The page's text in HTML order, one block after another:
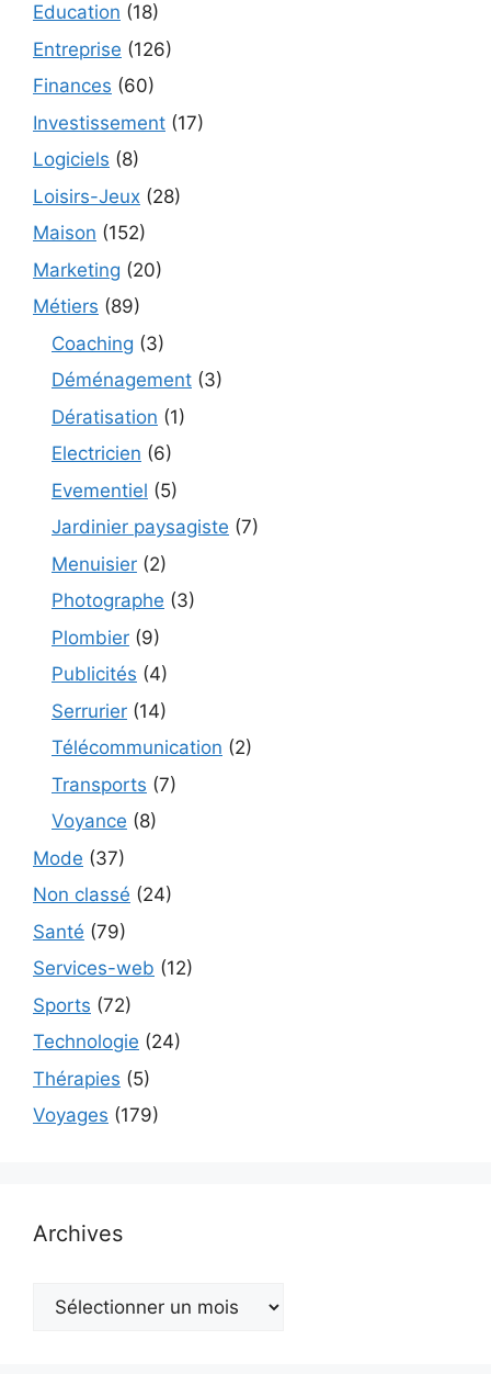
Education (18)
Entreprise (126)
Finances (60)
Investissement (17)
Logiciels (8)
Loisirs-Jeux (28)
Maison (152)
Marketing (20)
Métiers (89)
Coaching (3)
Déménagement (3)
Dératisation (1)
Electricien (6)
Evementiel (5)
Jardinier paysagiste (7)
Menuisier (2)
Photographe (3)
Plombier (9)
Publicités (4)
Serrurier (14)
Télécommunication (2)
Transports (7)
Voyance (8)
Mode (37)
Non classé (24)
Santé (79)
Services-web (12)
Sports (72)
Technologie (24)
Thérapies (5)
Voyages (179)
Archives
Archives